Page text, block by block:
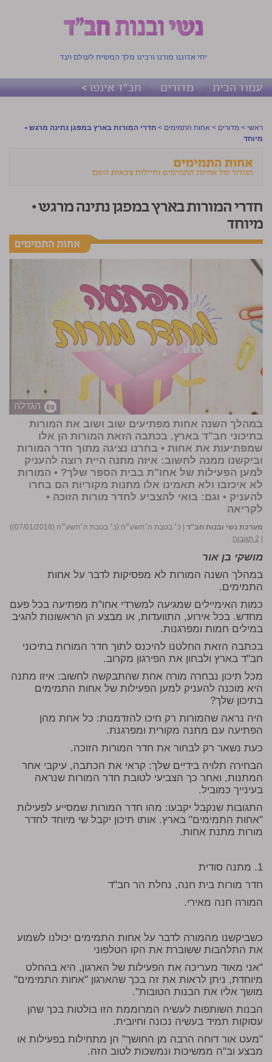
יחי אדוננו מורנו ורבינו מלך המשיח לעולם ועד
עמוד הבית מדורים חב"ד אינפו >
ראשי > מדורים > אחות התמימים > חדרי המורות בארץ במפגן נתינה מרגש •
מיוחד
חדרי המורות בארץ במפגן נתינה מרגש •
מיוחד
הגדלה
במהלך השנה אחות מפתיעים שוב ושוב את המורות
בתיכוני חב"ד בארץ. בכתבה הזאת המורות הן אלו
שמפתיעות את אחות • בחרנו נציגה מתוך חדר המורות
וביקשנו ממנה לחשוב: איזה מתנה היית רוצה להעניק
למען הפעילות של אחו"ת בבית הספר שלך? • המורות
לא איכזבו ולא תאמינו אלו מתנות מקוריות הם בחרו
להעניק • וגם: בואי להצביע לחדר מורות הזוכה •
לקריאה
מערכת נשי ובנות חב"ד
כ׳ בטבת ה׳תשע״ח (כ׳ בטבת ה׳תשע״ח (07/01/2018))
2 תגובות
מושקי בן אור
במהלך השנה המורות לא מפסיקות לדבר על אחות
התמימים.
כמות האימיילים שמגיעה למשרדי אחו"ת מפתיעה בכל פעם
מחדש. בכל אירוע, התוועדות, או מבצע הן הראשונות להגיב
במילים חמות ומפרגנות.
בכתבה הזאת החלטנו להיכנס לתוך חדר המורות בתיכוני
חב"ד בארץ ולבחון את הפירגון מקרוב.
מכל תיכון נבחרה מורה אחת שהתבקשה לחשוב: איזו מתנה
היא מוכנה להעניק למען הפעילות של אחות התמימים
בתיכון שלך?
היה נראה שהמורות רק חיכו להזדמנות: כל אחת מהן
הפתיעה עם מתנה מקורית ומפרגנת.
כעת נשאר רק לבחור את חדר המורות הזוכה.
הבחירה תלויה בידיים שלך: קראי את הכתבה, עיקבי אחר
המתנות, ואחר כך הצביעי לטובת חדר המורות שנראה
בעינייך כמוביל.
התגובות שנקבל יקבעו: מהו חדר המורות שמסייע לפעילות
"אחות התמימים" בארץ. אותו תיכון יקבל שי מיוחד לחדר
מורות מתנת אחות.
1. מתנה סודית
חדר מורות בית חנה, נחלת הר חב"ד
המורה חנה מאירי.
כשביקשנו מהמורה לדבר על אחות התמימים יכולנו לשמוע
את התלהבות ששוברת את הקו הטלפוני
"אני מאוד מעריכה את הפעילות של הארגון, היא בהחלט
מיוחדת, ניתן לראות את זה בכך שהארגון "אחות התמימים"
מושך אליו את הבנות הטובות".
הבנות השותפות לעשיה המרוממת הזו בולטות בכך שהן
עסוקות תמיד בעשיה נכונה וחיובית.
"מעט אור דוחה הרבה מן החושך" הן מתחילות בפעילות או
מבצע וב"ה ממשיכות ונמשכות לטוב הזה.